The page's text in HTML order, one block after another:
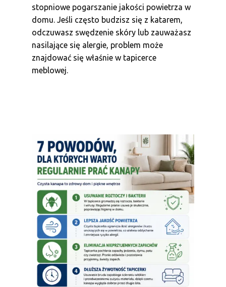
stopniowe pogarszanie jakości powietrza w
domu. Jeśli często budzisz się z katarem,
odczuwasz swędzenie skóry lub zauważasz
nasilające się alergie, problem może
znajdować się właśnie w tapicerce
meblowej.